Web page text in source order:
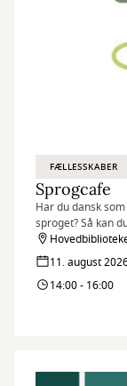
FÆLLESSKABER
Sprogcafe
Har du dansk
sproget? Så kan
tirsdag fra 14:00-
11. august
14:00 - 16:00